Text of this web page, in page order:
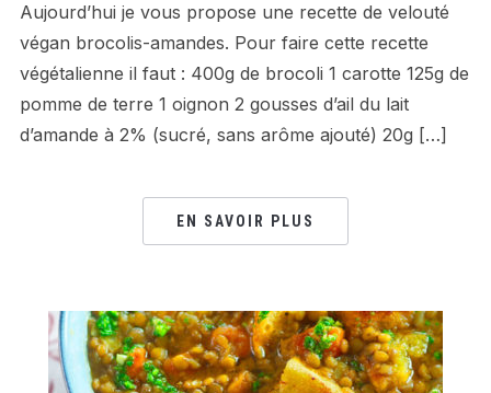
Aujourd’hui je vous propose une recette de velouté
végan brocolis-amandes. Pour faire cette recette
végétalienne il faut : 400g de brocoli 1 carotte 125g de
pomme de terre 1 oignon 2 gousses d’ail du lait
d’amande à 2% (sucré, sans arôme ajouté) 20g […]
EN SAVOIR PLUS